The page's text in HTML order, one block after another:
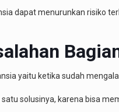
dapat menurunkan risiko
yaitu ketika sudah
solusinya, karena bisa